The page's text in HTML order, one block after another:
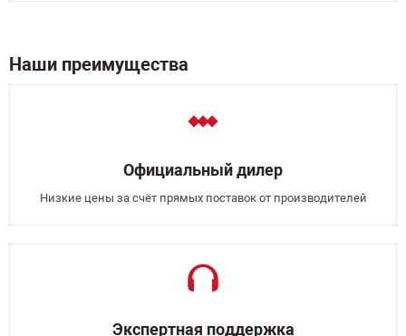
Наши преимущества
Официальный дилер
Низкие цены за счёт прямых поставок от производителей
Экспертная поддержка